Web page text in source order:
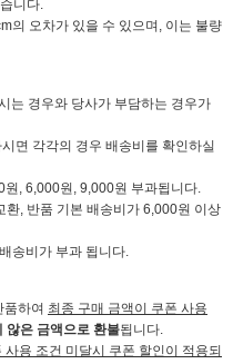
니다.
의 오차가 있을 수 있으며, 이는 불량
는 경우와 당사가 부담하는 경우가
면 각각의 경우 배송비를 확인하실
, 6,000원, 9,000원 부과됩니다.
, 반품 기본 배송비가 6,000원 이상
송비가 부과 됩니다.
품하여 최종 구매 금액이 쿠폰 사용
않은 금액으로 환불됩니다.
사용 조건 미달시 쿠폰 할인이 적용되